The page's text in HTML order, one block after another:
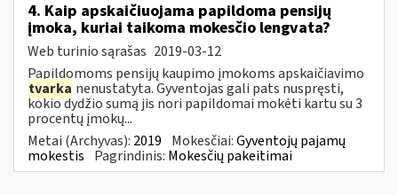
4. Kaip apskaičiuojama papildoma pensijų
įmoka, kuriai taikoma mokesčio lengvata?
Web turinio sąrašas 2019-03-12
Papildomoms pensijų kaupimo įmokoms apskaičiavimo
tvarka nenustatyta. Gyventojas gali pats nuspręsti,
kokio dydžio sumą jis nori papildomai mokėti kartu su 3
procentų įmokų...
Metai (Archyvas): 2019 Mokesčiai:Gyventojų pajamų
mokestis Pagrindinis: Mokesčių pakeitimai